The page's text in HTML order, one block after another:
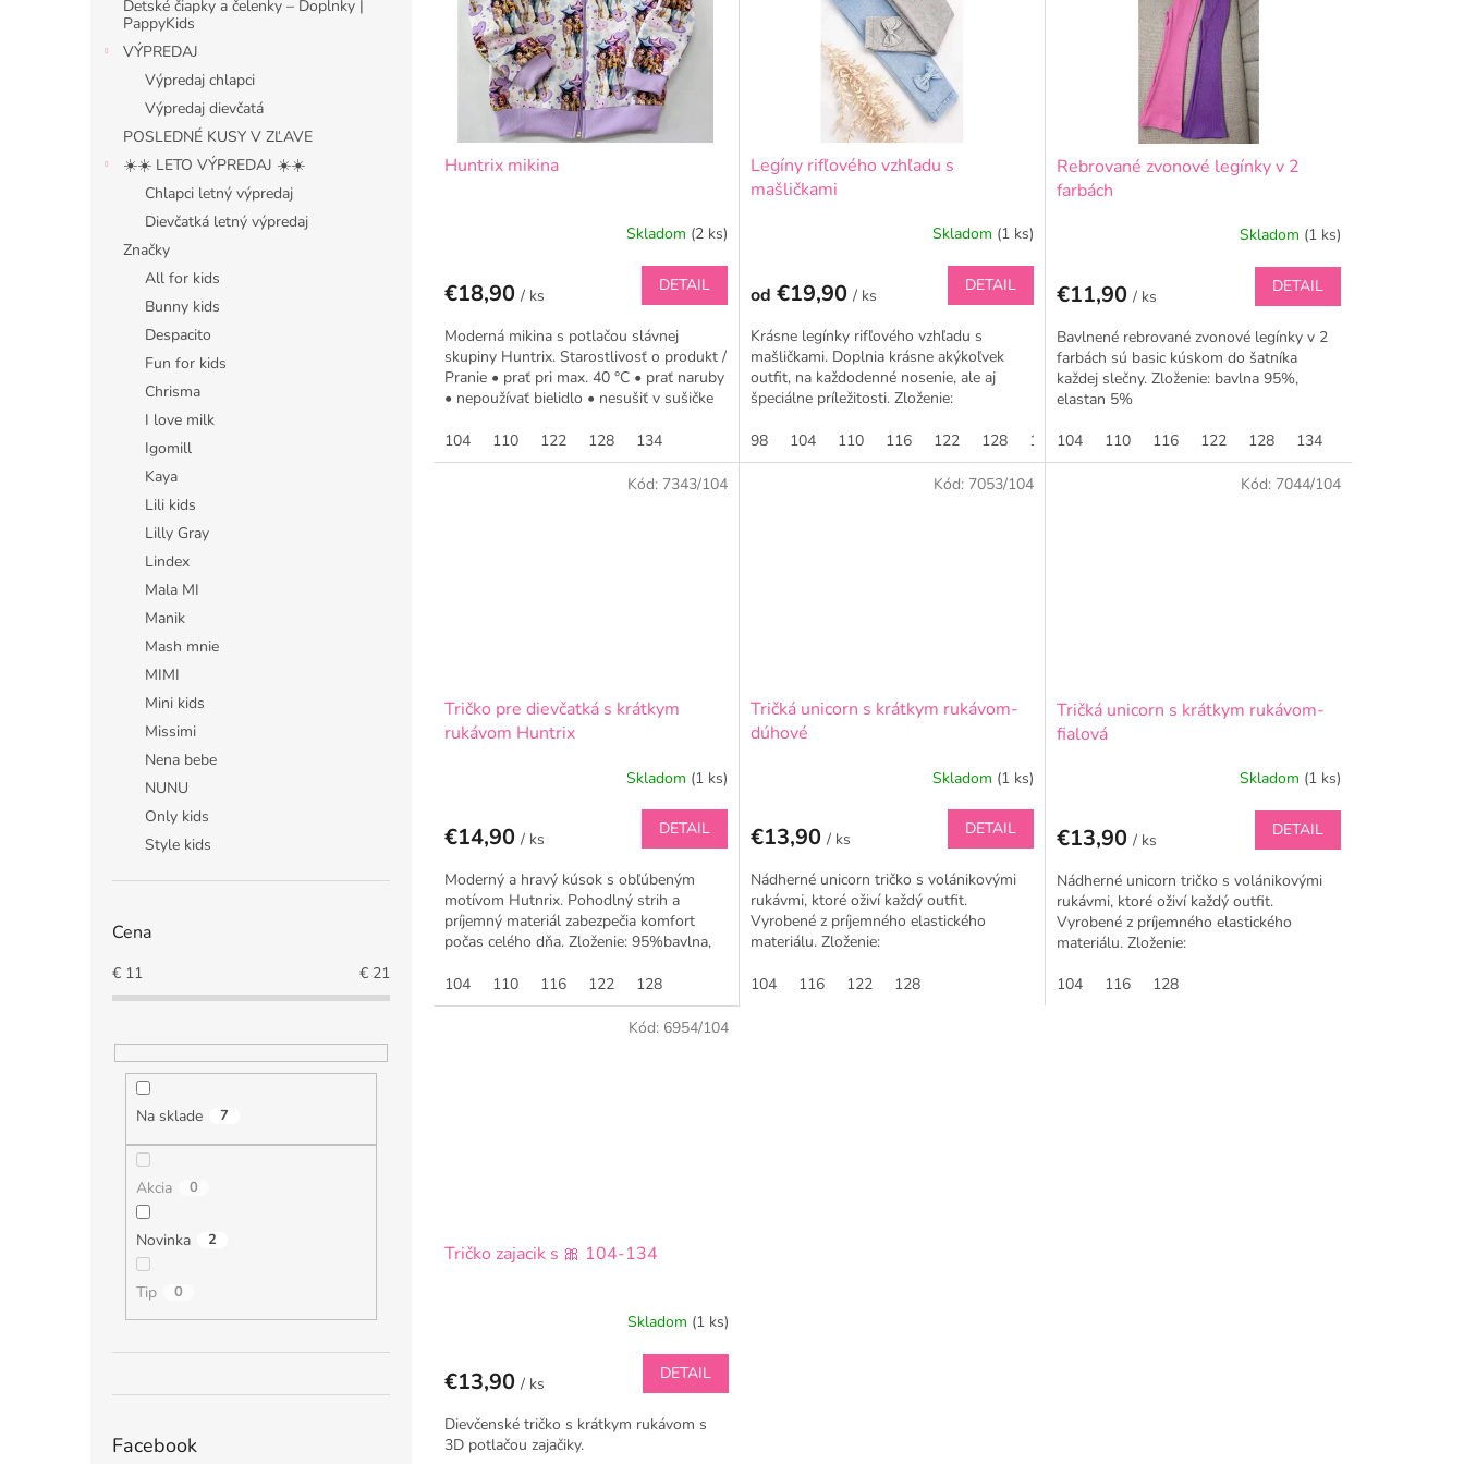
Detské čiapky a čelenky – Doplnky |
PappyKids
VÝPREDAJ
Výpredaj chlapci
Výpredaj dievčatá
POSLEDNÉ KUSY V ZĽAVE
☀️☀️ LETO VÝPREDAJ ☀️☀️
Chlapci letný výpredaj
Dievčatká letný výpredaj
Značky
All for kids
Bunny kids
Despacito
Fun for kids
Chrisma
I love milk
Igomill
Kaya
Lili kids
Lilly Gray
Lindex
Mala MI
Manik
Mash mnie
MIMI
Mini kids
Missimi
Nena bebe
NUNU
Only kids
Style kids
Cena
€ 11 € 21
Na sklade 7
Akcia 0
Novinka 2
Tip 0
Facebook
Huntrix mikina
Skladom (2 ks)
€18,90 / ks
DETAIL
Moderná mikina s potlačou slávnej
skupiny Huntrix. Starostlivosť o produkt /
Pranie • prať pri max. 40 °C • prať naruby
• nepoužívať bielidlo • nesušiť v sušičke
104
110 122 128 134
Legíny rifľového vzhľadu s
mašličkami
Skladom (1 ks)
od €19,90 / ks
DETAIL
Krásne legínky rifľového vzhľadu s
mašličkami. Doplnia krásne akýkoľvek
outfit, na každodenné nosenie, ale aj
špeciálne príležitosti. Zloženie:
98
104 110 116 122 128 134 140 146
Rebrované zvonové legínky v 2
farbách
Skladom (1 ks)
€11,90 / ks
DETAIL
Bavlnené rebrované zvonové legínky v 2
farbách sú basic kúskom do šatníka
každej slečny. Zloženie: bavlna 95%,
elastan 5%
104
110 116 122 128 134
Tričko pre dievčatká s krátkym
rukávom Huntrix
Skladom (1 ks)
€14,90 / ks
DETAIL
Moderný a hravý kúsok s obľúbeným
motívom Hutnrix. Pohodlný strih a
príjemný materiál zabezpečia komfort
počas celého dňa. Zloženie: 95%bavlna,
104
110 116 122 128
Kód: 7343/104
Tričká unicorn s krátkym rukávom-
dúhové
Skladom (1 ks)
€13,90 / ks
DETAIL
Nádherné unicorn tričko s volánikovými
rukávmi, ktoré oživí každý outfit.
Vyrobené z príjemného elastického
materiálu. Zloženie:
dielne...
104 116 122 128
Kód: 7053/104
Tričká unicorn s krátkym rukávom-
fialová
Skladom (1 ks)
€13,90 / ks
DETAIL
Nádherné unicorn tričko s volánikovými
rukávmi, ktoré oživí každý outfit.
Vyrobené z príjemného elastického
materiálu. Zloženie:
dielne...
104 116 128
Kód: 7044/104
Tričko zajacik s 🎀 104-134
Skladom (1 ks)
€13,90 / ks
DETAIL
Dievčenské tričko s krátkym rukávom s
3D potlačou zajačiky.
Kód: 6954/104